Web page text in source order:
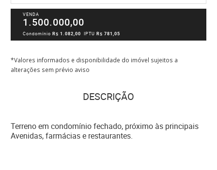
VENDA
1.500.000,00
CondomínioR$ 1.082,00 IPTUR$ 781,05
*Valores informados e disponibilidade do imóvel sujeitos a
alterações sem prévio aviso
DESCRIÇÃO
Terreno em condomínio fechado, próximo às principais
Avenidas, farmácias e restaurantes.